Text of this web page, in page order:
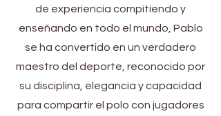
de experiencia compitiendo y
enseñando en todo el mundo, Pablo
se ha convertido en un verdadero
maestro del deporte, reconocido por
su disciplina, elegancia y capacidad
para compartir el polo con jugadores